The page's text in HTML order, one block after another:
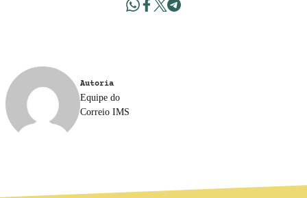
Autoria
Equipe do
Correio IMS